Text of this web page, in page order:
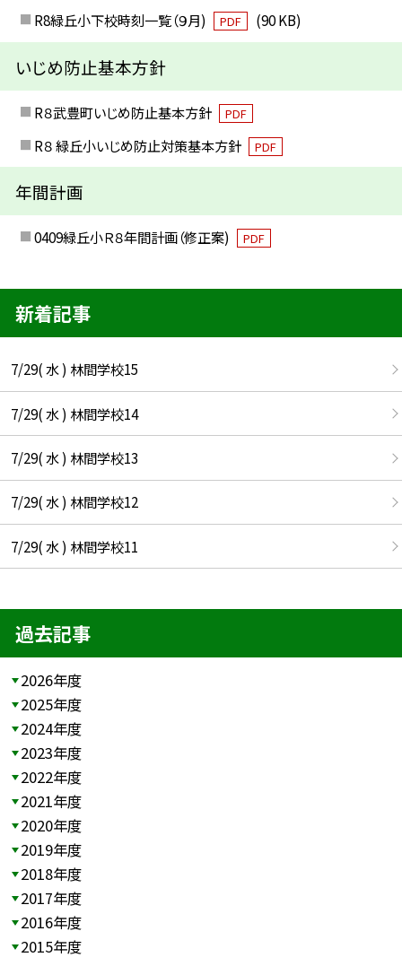
R8緑丘小下校時刻一覧（９月) PDF (90 KB)
いじめ防止基本方針
R８武豊町いじめ防止基本方針 PDF
R８ 緑丘小いじめ防止対策基本方針 PDF
年間計画
0409緑丘小Ｒ８年間計画（修正案) PDF
新着記事
7/29( 水 ) 林間学校15
7/29( 水 ) 林間学校14
7/29( 水 ) 林間学校13
7/29( 水 ) 林間学校12
7/29( 水 ) 林間学校11
過去記事
2026年度
2025年度
2024年度
2023年度
2022年度
2021年度
2020年度
2019年度
2018年度
2017年度
2016年度
2015年度